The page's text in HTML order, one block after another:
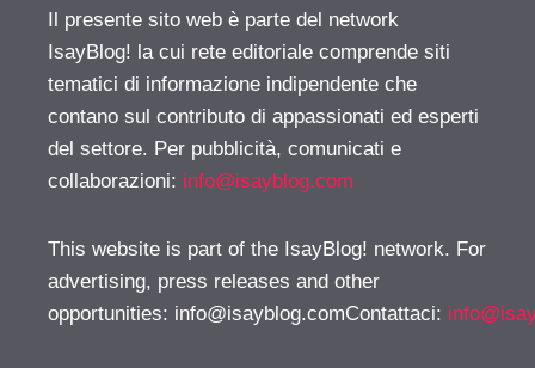
Il presente sito web è parte del network
IsayBlog! la cui rete editoriale comprende siti
tematici di informazione indipendente che
contano sul contributo di appassionati ed esperti
del settore. Per pubblicità, comunicati e
collaborazioni: info@isayblog.com
This website is part of the IsayBlog! network. For
advertising, press releases and other
opportunities: info@isayblog.comContattaci: